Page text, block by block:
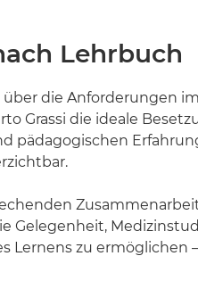
Lehrbuch
über die Anforderungen
Grassi die ideale
pädagogischen
Gelegenheit,
Lernens zu ermöglichen